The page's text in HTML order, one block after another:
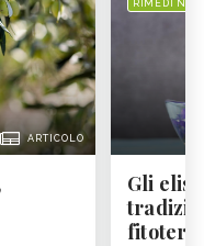
ARTICOLO
RIMEDI
Gli
fitoter...